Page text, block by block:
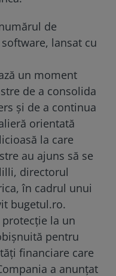
de
lansat cu
un moment
de a consolida
și de a continua
orientată
la care
au ajuns să se
directorul
în cadrul unui
bugetul.ro.
la un
pentru
financiare care
a anunțat